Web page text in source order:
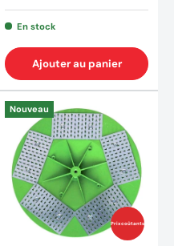
En stock
Ajouter au panier
Prix coûtants
Nouveau